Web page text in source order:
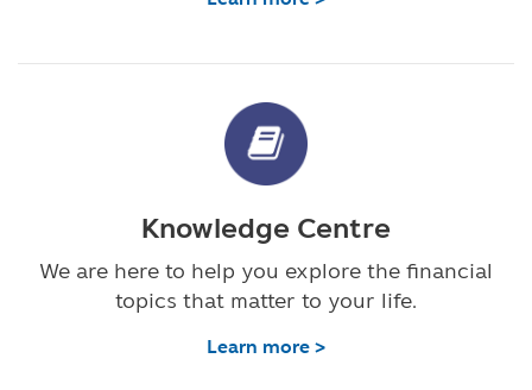
Knowledge Centre
We are here to help you explore the financial
topics that matter to your life.
Learn more >